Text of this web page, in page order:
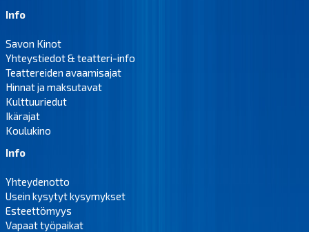
Info
Savon Kinot
Yhteystiedot & teatteri-info
Teattereiden avaamisajat
Hinnat ja maksutavat
Kulttuuriedut
Ikärajat
Koulukino
Info
Yhteydenotto
Usein kysytyt kysymykset
Esteettömyys
Vapaat työpaikat